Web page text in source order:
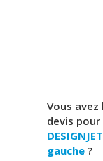
Vous avez
devis
gauche ?